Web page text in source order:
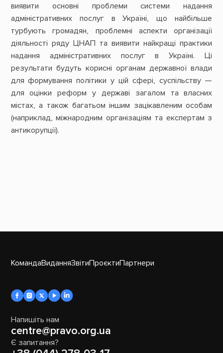
виявити основні проблеми системи надання
адміністративних послуг в Україні, що найбільше
турбують громадян, проблемні аспекти організації
діяльності ряду ЦНАП та виявити найкращі практики
надання адміністративних послуг в Україні. Ці
результати будуть корисні органам державної влади
для формування політики у цій сфері, суспільству —
для оцінки реформ у державі загалом та власних
містах, а також багатьом іншим зацікавленим особам
(наприклад, міжнародним організаціям та експертам з
антикорупції).
КомандаВиданняЗвітиПроєктиПартнери
Напишіть нам
centre@pravo.org.ua
Є запитання?